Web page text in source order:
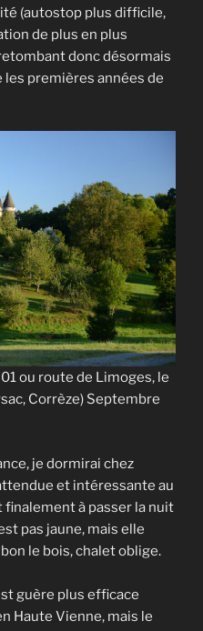
(autostop plus difficile,
de plus en plus
donc désormais
les premières années de
ou route de Limoges, le
Corrèze) Septembre
je dormirai chez
et intéressante au
finalement à passer la nuit
pas jaune, mais elle
le bois, chalet oblige.
guère plus efficace
Haute Vienne, mais le